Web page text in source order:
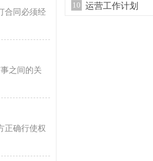
合同必须经
之间的关
正确行使权
10 运营工作计划